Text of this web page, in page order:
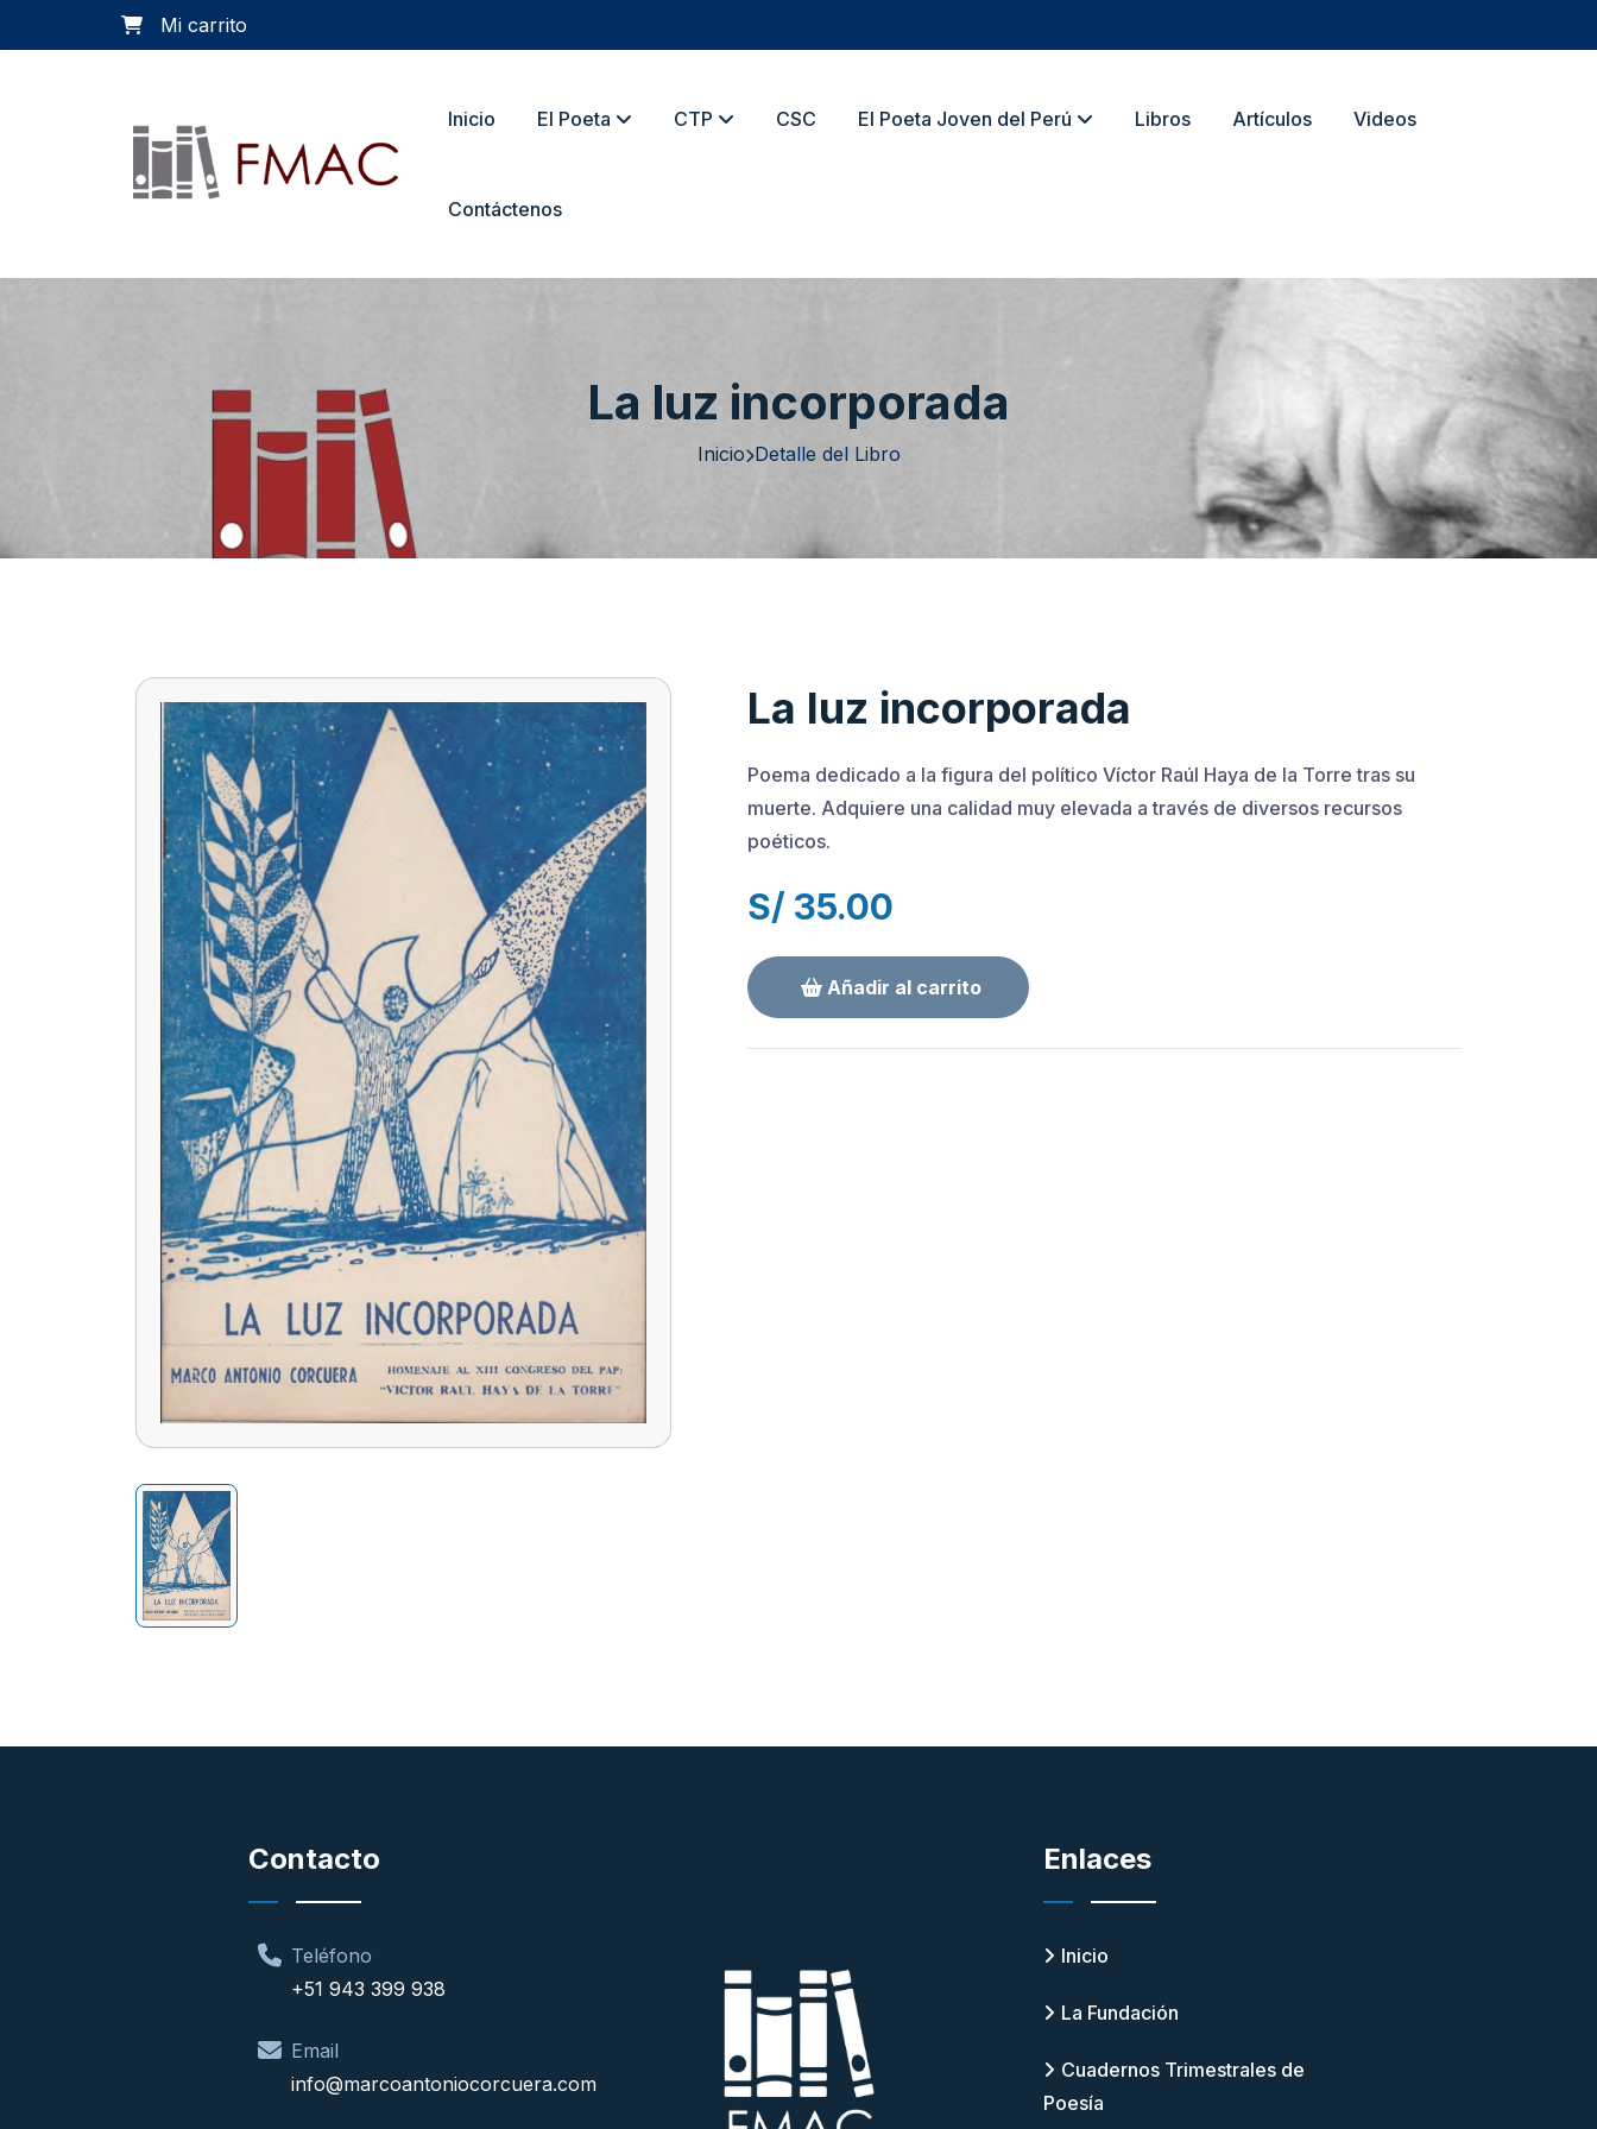
Mi carrito
Inicio El Poeta CTP CSC El Poeta Joven del Perú Libros Artículos Videos
Contáctenos
La luz incorporada
Inicio Detalle del Libro
La luz incorporada
Poema dedicado a la figura del político Víctor Raúl Haya de la Torre tras su
muerte. Adquiere una calidad muy elevada a través de diversos recursos
poéticos.
S/ 35.00
Añadir al carrito
Contacto
Teléfono
+51 943 399 938
Email
info@marcoantoniocorcuera.com
Enlaces
Inicio
La Fundación
Cuadernos Trimestrales de
Poesía